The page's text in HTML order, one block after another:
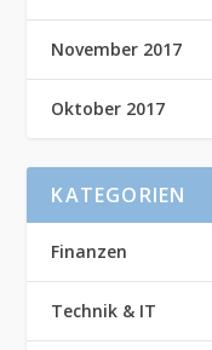
November 2017
Oktober 2017
KATEGORIEN
Finanzen
Technik & IT